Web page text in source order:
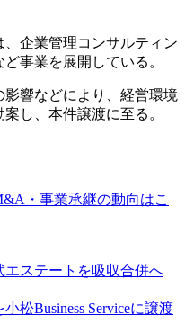
、企業管理コンサルティン
事業を展開している。
響などにより、経営環境
し、本件譲渡に至る。
・事業承継の動向はこ
ステートを吸収合併へ
松Business Serviceに譲渡